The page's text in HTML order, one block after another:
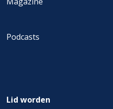
Podcasts
Lid worden